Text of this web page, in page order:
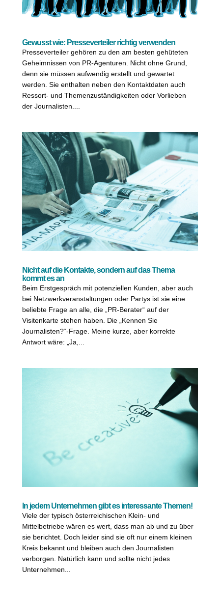
Gewusst wie: Presseverteiler richtig verwenden
Presseverteiler gehören zu den am besten gehüteten
Geheimnissen von PR-Agenturen. Nicht ohne Grund,
denn sie müssen aufwendig erstellt und gewartet
werden. Sie enthalten neben den Kontaktdaten auch
Ressort- und Themenzuständigkeiten oder Vorlieben
der Journalisten....
Nicht auf die Kontakte, sondern auf das Thema
kommt es an
Beim Erstgespräch mit potenziellen Kunden, aber auch
bei Netzwerkveranstaltungen oder Partys ist sie eine
beliebte Frage an alle, die „PR-Berater“ auf der
Visitenkarte stehen haben. Die „Kennen Sie
Journalisten?“-Frage. Meine kurze, aber korrekte
Antwort wäre: „Ja,...
In jedem Unternehmen gibt es interessante Themen!
Viele der typisch österreichischen Klein- und
Mittelbetriebe wären es wert, dass man ab und zu über
sie berichtet. Doch leider sind sie oft nur einem kleinen
Kreis bekannt und bleiben auch den Journalisten
verborgen. Natürlich kann und sollte nicht jedes
Unternehmen...